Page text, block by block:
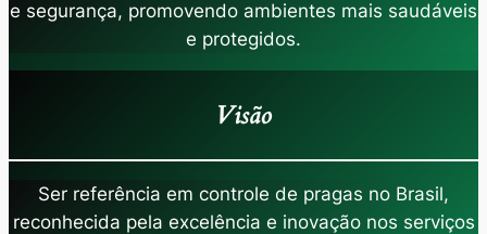
e segurança, promovendo ambientes mais saudáveis
e protegidos.
Visão
Ser referência em controle de pragas no Brasil,
reconhecida pela excelência e inovação nos serviços